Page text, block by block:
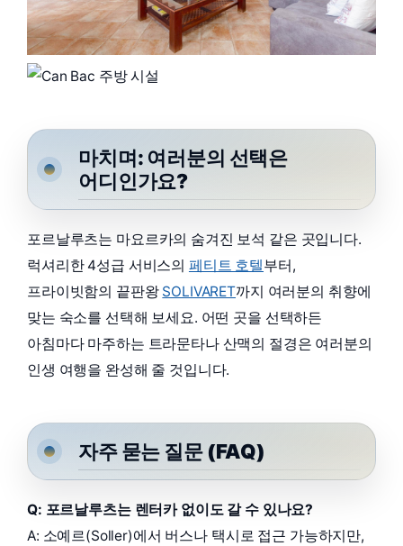
마치며: 여러분의 선택은
어디인가요?
포르날루츠는 마요르카의 숨겨진 보석 같은 곳입니다.
럭셔리한 4성급 서비스의 페티트 호텔부터,
프라이빗함의 끝판왕 SOLIVARET까지 여러분의 취향에
맞는 숙소를 선택해 보세요. 어떤 곳을 선택하든
아침마다 마주하는 트라문타나 산맥의 절경은 여러분의
인생 여행을 완성해 줄 것입니다.
자주 묻는 질문 (FAQ)
Q: 포르날루츠는 렌터카 없이도 갈 수 있나요?
A: 소예르(Soller)에서 버스나 택시로 접근 가능하지만,